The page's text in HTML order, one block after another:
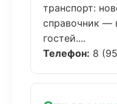
транспорт:
справочник —
гостей....
Телефон: 8